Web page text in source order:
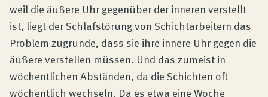
weil die äußere Uhr gegenüber der inneren verstellt
ist, liegt der Schlafstörung von Schichtarbeitern das
Problem zugrunde, dass sie ihre innere Uhr gegen die
äußere verstellen müssen. Und das zumeist in
wöchentlichen Abständen, da die Schichten oft
wöchentlich wechseln. Da es etwa eine Woche